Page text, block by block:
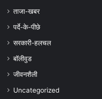
ताजा-खबर
पर्दे-के-पीछे
सरकारी-हलचल
बॉलीवुड
जीवनशैली
Uncategorized